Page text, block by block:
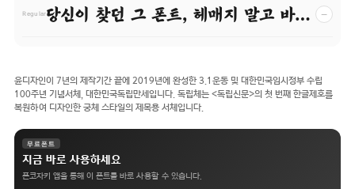
Regular 당신이 찾던 그 폰트, 헤매지 말고 바로 폰코! −
윤디자인이 7년의 제작기간 끝에 2019년에 완성한 3.1운동 및 대한민국임시정부 수립
100주년 기념서체, 대한민국독립만세입니다. 독립체는 <독립신문>의 첫 번째 한글제호를
복원하여 디자인한 궁체 스타일의 제목용 서체입니다.
무료폰트
지금 바로 사용하세요
폰코자키 앱을 통해 이 폰트를 바로 사용할 수 있습니다.